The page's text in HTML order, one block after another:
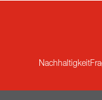
Nachhaltigkeit